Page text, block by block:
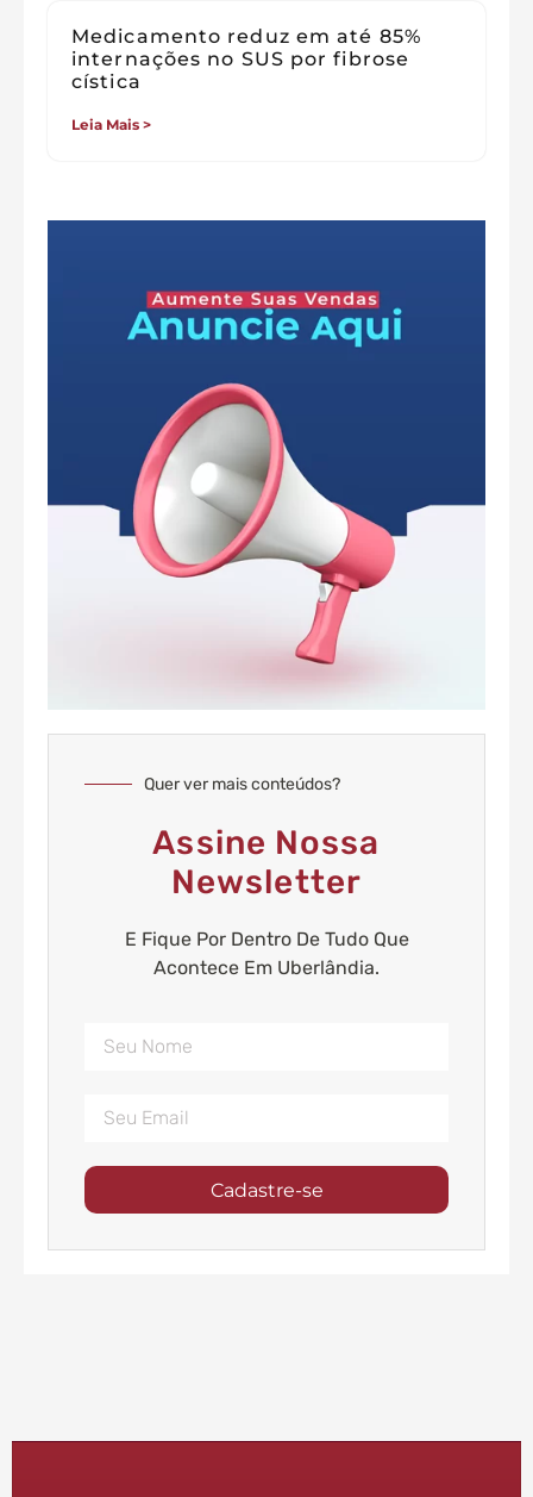
Medicamento reduz em até 85%
internações no SUS por fibrose
cística
Leia Mais >
Quer ver mais conteúdos?
Assine Nossa
Newsletter
E Fique Por Dentro De Tudo Que
Acontece Em Uberlândia.
Cadastre-se